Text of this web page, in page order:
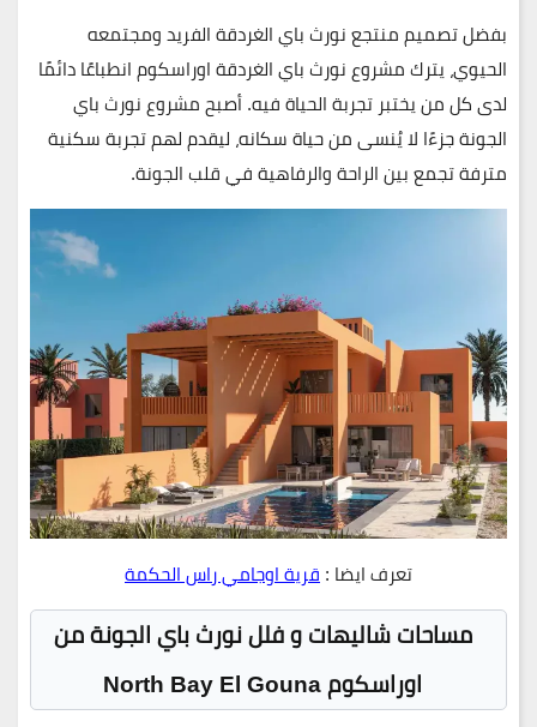
بفضل تصميم منتجع نورث باي الغردقة الفريد ومجتمعه
الحيوي، يترك مشروع نورث باي الغردقة اوراسكوم انطباعًا دائمًا
لدى كل من يختبر تجربة الحياة فيه. أصبح مشروع نورث باي
الجونة جزءًا لا يُنسى من حياة سكانه، ليقدم لهم تجربة سكنية
مترفة تجمع بين الراحة والرفاهية في قلب الجونة.
تعرف ايضا :قرية اوجامي راس الحكمة
مساحات شاليهات و فلل نورث باي الجونة من
اوراسكومNorth Bay El Gouna